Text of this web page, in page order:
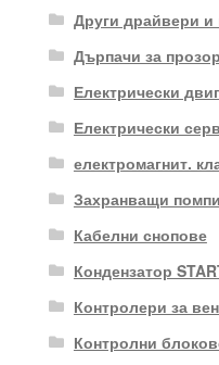
Други драйвери и
Дърпачи за
Електрически
Електрически
електромагнит.
Захранващи
Кабелни снопове
Кондензатор
Контролери за
Контролни